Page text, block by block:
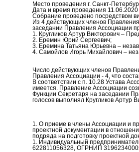
Место проведения г. Санкт-
Дата и время проведения 11.06.2020
Собрание проведено посредством
Из 4 действующих членов
заседании Правления Ассоциации
1. Кругликов Артур Викторович –
2. Еремин Юрий Сергеевич;
3. Еремина Татьяна Юрьевна –
4. Самойлов Игорь Михайлович –
Число действующих членов
Правления Ассоциации - 4, что
В соответствии с п. 10.28 Устава
имеется. Правление Ассоциации
Функции Секретаря на заседании
голосов выполнял Кругликов Артур
1. О приеме в члены Ассоциации и
проектной документации в
подряда на подготовку проектной
1. Индивидуальный
622811056328, ОГРНИП